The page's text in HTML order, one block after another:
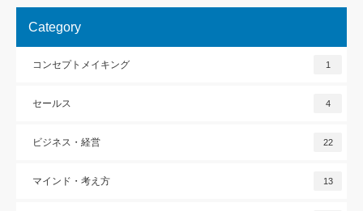
Category
コンセプトメイキング 1
セールス 4
ビジネス・経営 22
マインド・考え方 13